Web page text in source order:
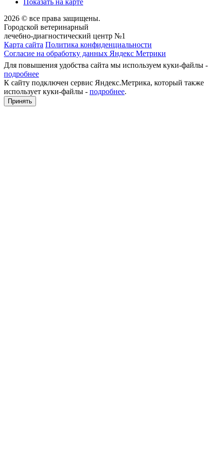
2026 © все права защищены.
Городской ветеринарный
лечебно-диагностический центр №1
Карта сайта Политика конфиденциальности
Согласие на обработку данных Яндекс Метрики
Для повышения удобства сайта мы используем куки-файлы -
подробнее
К сайту подключен сервис Яндекс.Метрика, который также
использует куки-файлы - подробнее.
Принять